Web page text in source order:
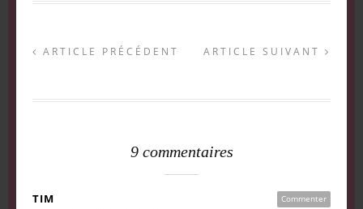
ARTICLE PRÉCÉDENT ARTICLE SUIVANT
9 commentaires
Commenter
TIM